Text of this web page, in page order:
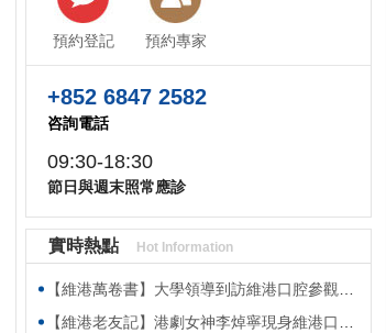
預約登記 預約專家
+852 6847 2582
咨詢電話
09:30-18:30
節日與週末照常應診
實時熱點 Hot Information
【維港萬卷書】大學領導到訪維港口腔參觀交流 高度讚賞院感消毒與規範化管理
【維港老友記】港劇女神李焯寧現身維港口腔擔任一日店長，分享護牙心得